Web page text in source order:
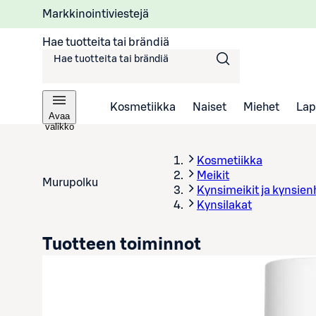
Markkinointiviestejä
Hae tuotteita tai brändiä
Avaa
valikko
Kosmetiikka Naiset Miehet
Murupolku
Kosmetiikka
Meikit
Kynsimeikit ja
Kynsilakat
Tuotteen toiminnot